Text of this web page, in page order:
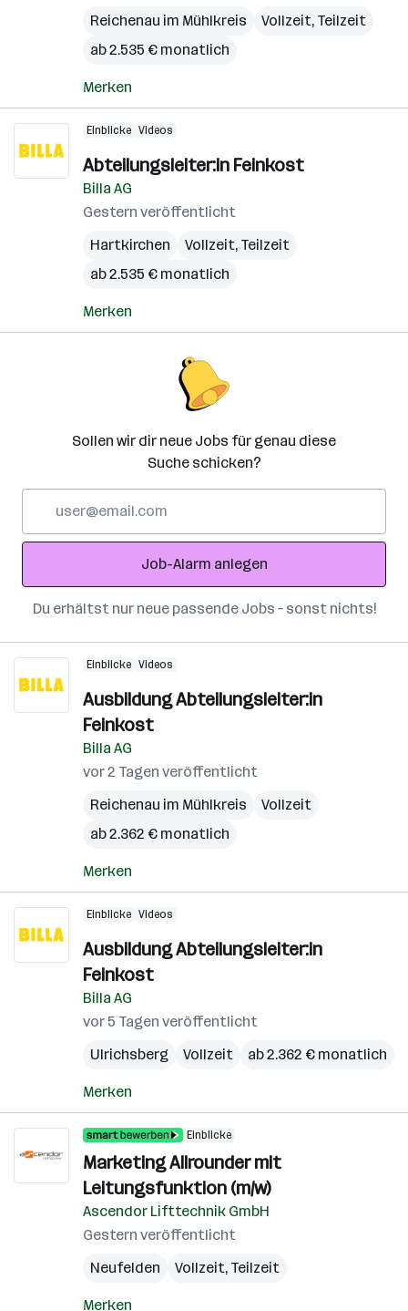
Reichenau im Mühlkreis
Vollzeit, Teilzeit
ab 2.535 € monatlich
Merken
Einblicke Videos
Abteilungsleiter:in Feinkost
Billa AG
Gestern veröffentlicht
Hartkirchen
Vollzeit, Teilzeit
ab 2.535 € monatlich
Merken
Sollen wir dir neue Jobs für genau diese
Suche schicken?
Adresse
Job-Alarm anlegen
Du erhältst nur neue passende Jobs – sonst nichts!
Einblicke Videos
Ausbildung Abteilungsleiter:in
Feinkost
Billa AG
vor 2 Tagen veröffentlicht
Reichenau im Mühlkreis
Vollzeit
ab 2.362 € monatlich
Merken
Einblicke Videos
Ausbildung Abteilungsleiter:in
Feinkost
Billa AG
vor 5 Tagen veröffentlicht
Ulrichsberg
Vollzeit ab 2.362 € monatlich
Merken
Einblicke
Marketing Allrounder mit
Leitungsfunktion (m/w)
Ascendor Lifttechnik GmbH
Gestern veröffentlicht
Neufelden
Vollzeit, Teilzeit
Merken